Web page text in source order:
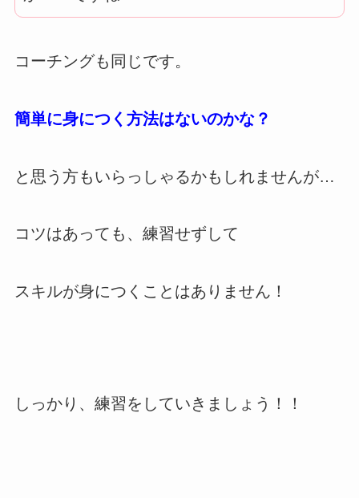
コーチングも同じです。
簡単に身につく方法はないのかな？
と思う方もいらっしゃるかもしれませんが…
コツはあっても、練習せずして
スキルが身につくことはありません！
しっかり、練習をしていきましょう！！